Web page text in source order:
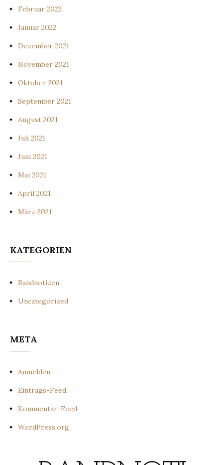
Februar 2022
Januar 2022
Dezember 2021
November 2021
Oktober 2021
September 2021
August 2021
Juli 2021
Juni 2021
Mai 2021
April 2021
März 2021
KATEGORIEN
Randnotizen
Uncategorized
META
Anmelden
Eintrags-Feed
Kommentar-Feed
WordPress.org